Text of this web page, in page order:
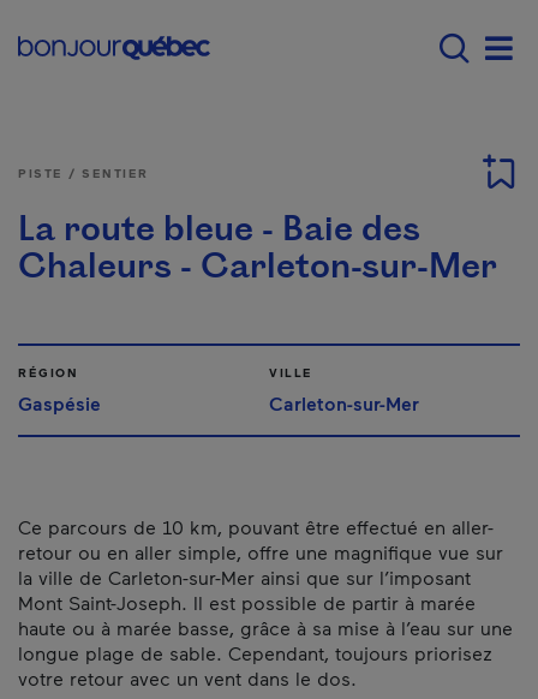
Main navigation -
PISTE / SENTIER
La route bleue - Baie des
Chaleurs - Carleton-sur-Mer
RÉGION
Gaspésie
VILLE
Carleton-sur-Mer
Ce parcours de 10 km, pouvant être effectué en aller-
retour ou en aller simple, offre une magnifique vue sur
la ville de Carleton-sur-Mer ainsi que sur l’imposant
Mont Saint-Joseph. Il est possible de partir à marée
haute ou à marée basse, grâce à sa mise à l’eau sur une
longue plage de sable. Cependant, toujours priorisez
votre retour avec un vent dans le dos.